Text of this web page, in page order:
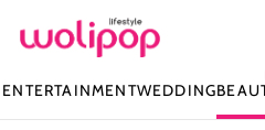
ENTERTAINMENTWEDDING